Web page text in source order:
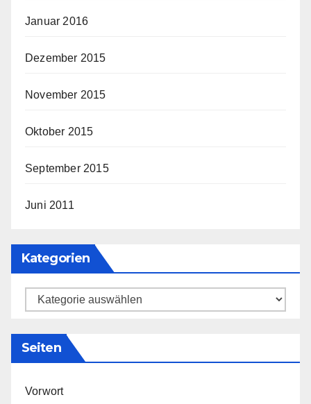
Januar 2016
Dezember 2015
November 2015
Oktober 2015
September 2015
Juni 2011
Kategorien
Kategorien
Seiten
Vorwort